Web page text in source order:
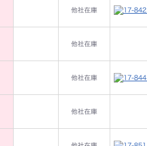
他社在庫
他社在庫
他社在庫
他社在庫